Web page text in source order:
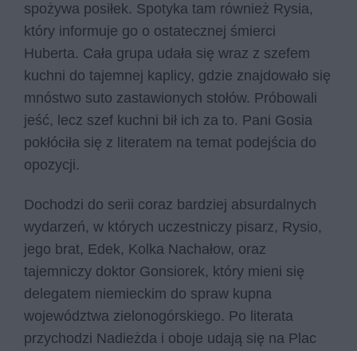
spożywa posiłek. Spotyka tam również Rysia,
który informuje go o ostatecznej śmierci
Huberta. Cała grupa udała się wraz z szefem
kuchni do tajemnej kaplicy, gdzie znajdowało się
mnóstwo suto zastawionych stołów. Próbowali
jeść, lecz szef kuchni bił ich za to. Pani Gosia
pokłóciła się z literatem na temat podejścia do
opozycji.
Dochodzi do serii coraz bardziej absurdalnych
wydarzeń, w których uczestniczy pisarz, Rysio,
jego brat, Edek, Kolka Nachałow, oraz
tajemniczy doktor Gonsiorek, który mieni się
delegatem niemieckim do spraw kupna
województwa zielonogórskiego. Po literata
przychodzi Nadieżda i oboje udają się na Plac